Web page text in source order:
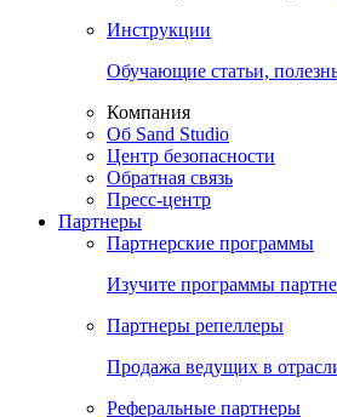
Инструкции
Обучающие статьи,
Компания
Об Sand Studio
Центр безопасности
Обратная связь
Пресс-центр
Партнеры
Партнерские программы
Изучите программы
Партнеры репеллеры
Продажа ведущих в
Реферальные партнеры